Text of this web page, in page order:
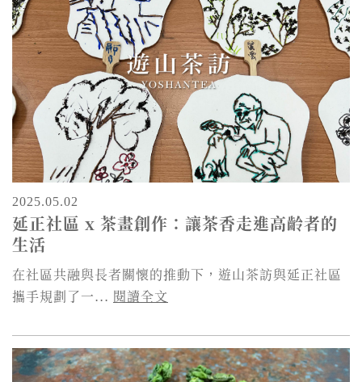
2025.05.02
延正社區 x 茶畫創作：讓茶香走進高齡者的
生活
在社區共融與長者關懷的推動下，遊山茶訪與延正社區
攜手規劃了一... 閱讀全文